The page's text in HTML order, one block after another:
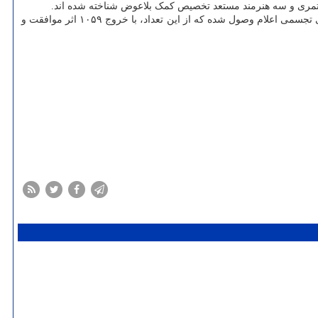
سرانجام، در شش ماهه آغازین سال ۱۴۰۱، ۹۸ درخواست از جانب هنرمندان و مدیران نگارخانه ها در خصوص خروج ۱۰۷۸ اثر از کشور به مرکز هنرهای تجسمی اعلام وصول شده که از این تعداد، با خروج ۱۰۵۹ اثر موافقت و